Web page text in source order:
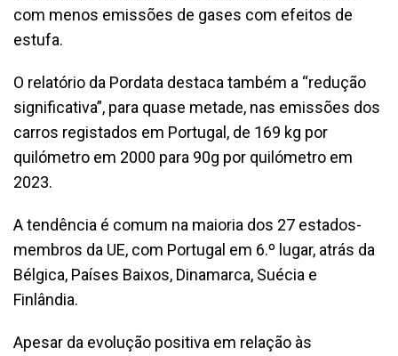
com menos emissões de gases com efeitos de
estufa.
O relatório da Pordata destaca também a “redução
significativa”, para quase metade, nas emissões dos
carros registados em Portugal, de 169 kg por
quilómetro em 2000 para 90g por quilómetro em
2023.
A tendência é comum na maioria dos 27 estados-
membros da UE, com Portugal em 6.º lugar, atrás da
Bélgica, Países Baixos, Dinamarca, Suécia e
Finlândia.
Apesar da evolução positiva em relação às